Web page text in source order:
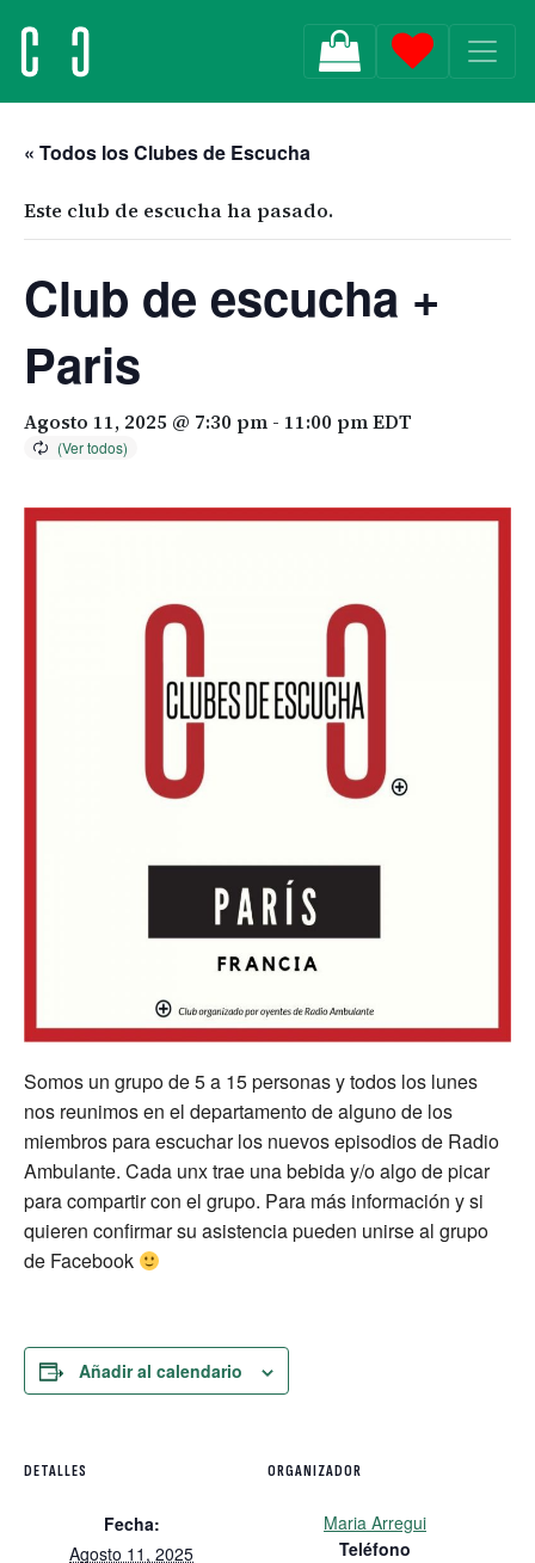
MAIN NAVIGATION
« Todos los Clubes de Escucha
Este club de escucha ha pasado.
Club de escucha +
Paris
Agosto 11, 2025 @ 7:30 pm - 11:00 pmEDT
Somos un grupo de 5 a 15 personas y todos los lunes
nos reunimos en el departamento de alguno de los
miembros para escuchar los nuevos episodios de Radio
Ambulante. Cada unx trae una bebida y/o algo de picar
para compartir con el grupo. Para más información y si
quieren confirmar su asistencia pueden unirse al grupo
de Facebook
Añadir al calendario
DETALLES
Fecha:
Agosto 11, 2025
ORGANIZADOR
Maria Arregui
Teléfono